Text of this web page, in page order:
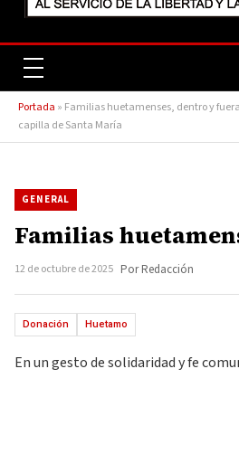
Portada » Familias huetamenses, dentro y
capilla de Santa María
GENERAL
Familias
12 de octubre de 2025 Por Redacción
Donación Huetamo
En un gesto de solidaridad y fe